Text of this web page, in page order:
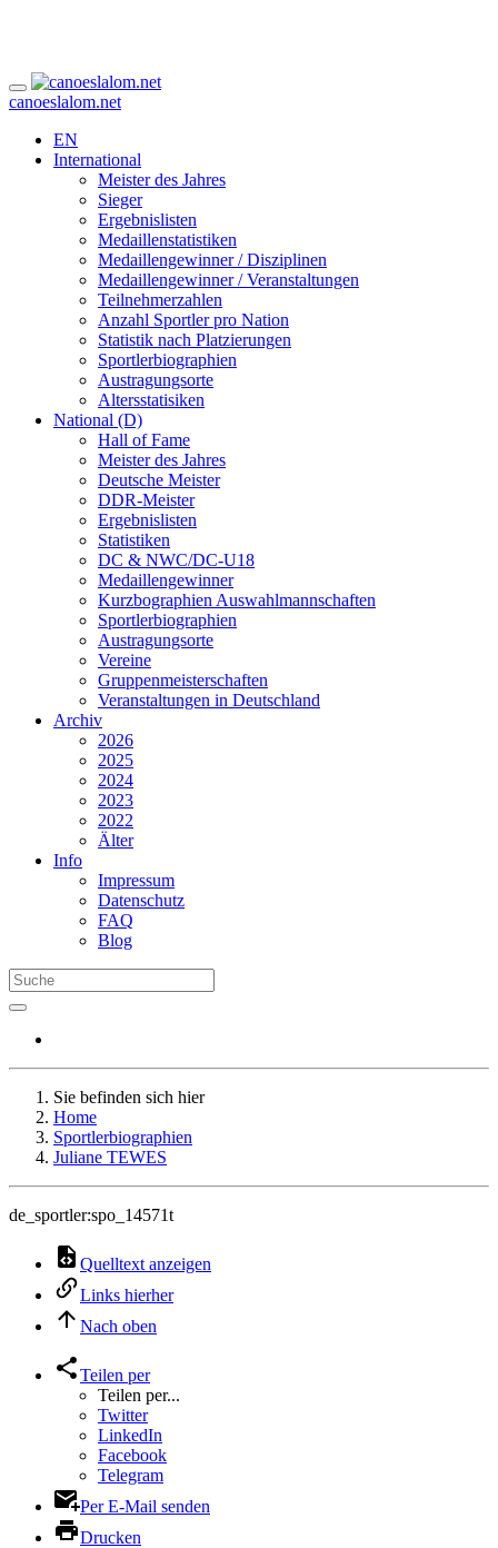
canoeslalom.net
EN
International
Meister des Jahres
Sieger
Ergebnislisten
Medaillenstatistiken
Medaillengewinner / Disziplinen
Medaillengewinner / Veranstaltungen
Teilnehmerzahlen
Anzahl Sportler pro Nation
Statistik nach Platzierungen
Sportlerbiographien
Austragungsorte
Altersstatisiken
National (D)
Hall of Fame
Meister des Jahres
Deutsche Meister
DDR-Meister
Ergebnislisten
Statistiken
DC & NWC/DC-U18
Medaillengewinner
Kurzbographien Auswahlmannschaften
Sportlerbiographien
Austragungsorte
Vereine
Gruppenmeisterschaften
Veranstaltungen in Deutschland
Archiv
2026
2025
2024
2023
2022
Älter
Info
Impressum
Datenschutz
FAQ
Blog
Sie befinden sich hier
Home
Sportlerbiographien
Juliane TEWES
de_sportler:spo_14571t
Quelltext anzeigen
Links hierher
Nach oben
Teilen per
Teilen per...
Twitter
LinkedIn
Facebook
Telegram
Per E-Mail senden
Drucken